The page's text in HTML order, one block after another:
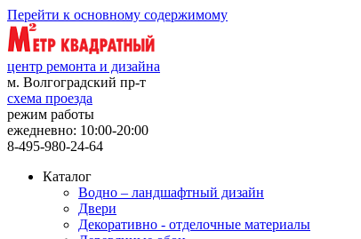
Перейти к основному содержимому
центр ремонта и дизайна
м. Волгоградский пр-т
схема проезда
режим работы
ежедневно: 10:00-20:00
8-495-980-24-64
Каталог
Водно – ландшафтный дизайн
Двери
Декоративно - отделочные материалы